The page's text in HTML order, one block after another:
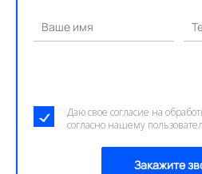
Ваше имя
Даю свое согласие на
согласно нашему
Закажите